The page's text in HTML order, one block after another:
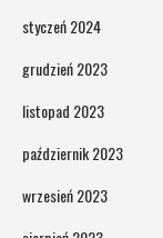
styczeń 2024
grudzień 2023
listopad 2023
październik 2023
wrzesień 2023